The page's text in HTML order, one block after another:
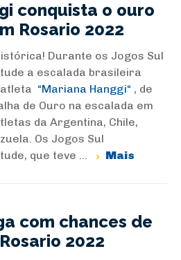
conquista o ouro
Rosario 2022
Durante os Jogos Sul
a escalada brasileira
Mariana Hanggi
, de
de Ouro na escalada em
da Argentina, Chile,
Os Jogos Sul
que teve ...
Mais
com chances de
2022